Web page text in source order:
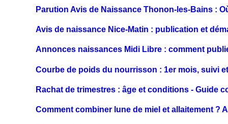
Parution Avis de Naissance Thonon-les-Bains :
Avis de naissance Nice-Matin : publication et
Annonces naissances Midi Libre : comment
Courbe de poids du nourrisson : 1er mois, suivi
Rachat de trimestres : âge et conditions - Guide
Comment combiner lune de miel et allaitement ?